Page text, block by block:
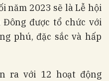
năm 2023 sẽ là Lễ hội
được tổ chức với
phú, đặc sắc và hấp
ra với 12 hoạt động